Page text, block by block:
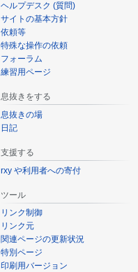
ヘルプデスク (質問)
サイトの基本方針
依頼等
特殊な操作の依頼
フォーラム
練習用ページ
息抜きをする
息抜きの場
日記
支援する
rxy や利用者への寄付
ツール
リンク制御
リンク元
関連ページの更新状況
特別ページ
印刷用バージョン